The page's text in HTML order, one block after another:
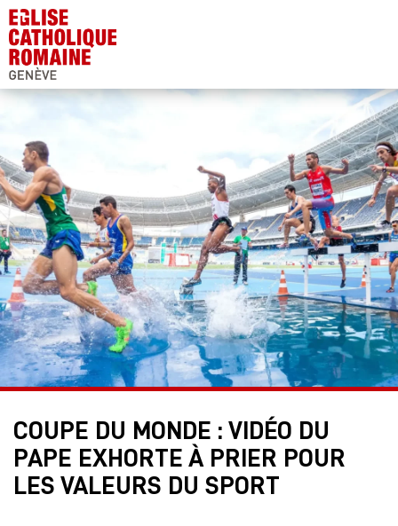
COUPE DU MONDE : VIDÉO DU
PAPE EXHORTE À PRIER POUR
LES VALEURS DU SPORT